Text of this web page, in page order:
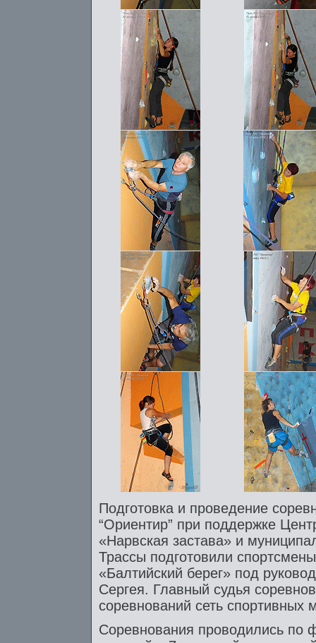
Подготовка и проведение
“Ориентир” при поддержке
«Нарвская застава» и
Трассы подготовили
«Балтийский берег» под
Сергея. Главный судья
соревнований сеть спортивных
Соревнования проводились по